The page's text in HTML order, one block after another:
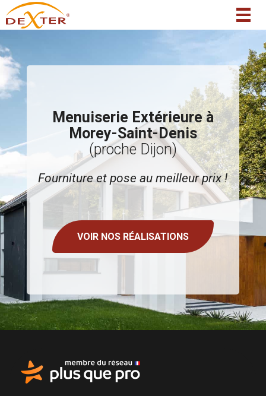
Menuiserie Extérieure à
Morey-Saint-Denis
(proche Dijon)
Fourniture et pose au meilleur prix !
VOIR NOS RÉALISATIONS